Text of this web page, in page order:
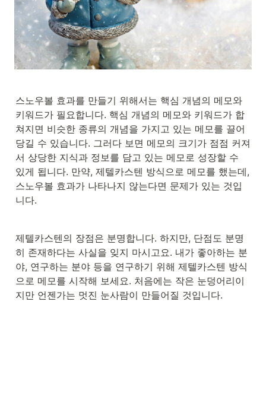
스노우볼 효과를 만들기 위해서는 핵심 개념의 메모와
키워드가 필요합니다. 핵심 개념의 메모와 키워드가 합
쳐지면 비슷한 종류의 개념을 가지고 있는 메모를 끌어
당길 수 있습니다. 그러다 보면 메모의 크기가 점점 커져
서 상당한 지식과 정보를 담고 있는 메모로 성장할 수
있게 됩니다. 만약, 제텔카스텐 방식으로 메모를 했는데,
스노우볼 효과가 나타나지 않는다면 문제가 있는 것입
니다.
제텔카스텐의 장점은 분명합니다. 하지만, 단점도 분명
히 존재하다는 사실을 잊지 마시고요. 내가 좋아하는 분
야, 연구하는 분야 등을 연구하기 위해 제텔카스텐 방식
으로 메모를 시작해 보세요. 처음에는 작은 눈덩어리이
지만 언젠가는 멋진 눈사람이 만들어질 것입니다.